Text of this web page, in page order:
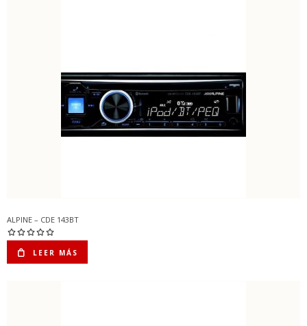
ALPINE – CDE 143BT
LEER MÁS